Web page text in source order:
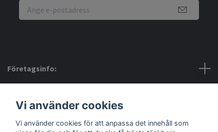
Företagsinfo:
Sociala medier
Vi använder cookies
Vi använder cookies för att anpassa det innehåll som